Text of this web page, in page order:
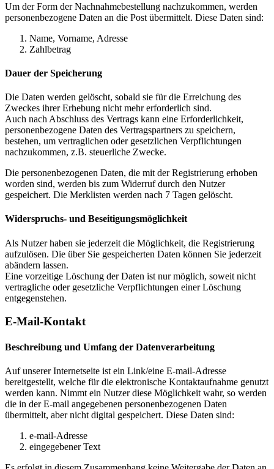
Um der Form der Nachnahmebestellung nachzukommen, werden
personenbezogene Daten an die Post übermittelt. Diese Daten sind:
Name, Vorname, Adresse
Zahlbetrag
Dauer der Speicherung
Die Daten werden gelöscht, sobald sie für die Erreichung des
Zweckes ihrer Erhebung nicht mehr erforderlich sind.
Auch nach Abschluss des Vertrags kann eine Erforderlichkeit,
personenbezogene Daten des Vertragspartners zu speichern,
bestehen, um vertraglichen oder gesetzlichen Verpflichtungen
nachzukommen, z.B. steuerliche Zwecke.
Die personenbezogenen Daten, die mit der Registrierung erhoben
worden sind, werden bis zum Widerruf durch den Nutzer
gespeichert. Die Merklisten werden nach 7 Tagen gelöscht.
Widerspruchs- und Beseitigungsmöglichkeit
Als Nutzer haben sie jederzeit die Möglichkeit, die Registrierung
aufzulösen. Die über Sie gespeicherten Daten können Sie jederzeit
abändern lassen.
Eine vorzeitige Löschung der Daten ist nur möglich, soweit nicht
vertragliche oder gesetzliche Verpflichtungen einer Löschung
entgegenstehen.
E-Mail-Kontakt
Beschreibung und Umfang der Datenverarbeitung
Auf unserer Internetseite ist ein Link/eine E-mail-Adresse
bereitgestellt, welche für die elektronische Kontaktaufnahme genutzt
werden kann. Nimmt ein Nutzer diese Möglichkeit wahr, so werden
die in der E-mail angegebenen personenbezogenen Daten
übermittelt, aber nicht digital gespeichert. Diese Daten sind:
e-mail-Adresse
eingegebener Text